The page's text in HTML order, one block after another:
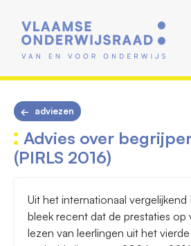
adviezen
Advies over
(PIRLS 2016)
Uit het internationaal
bleek recent dat de prestaties op
lezen van leerlingen uit het